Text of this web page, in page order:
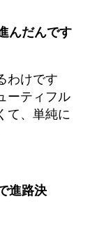
んだんです
わけです
ーティフル
て、単純に
進路決